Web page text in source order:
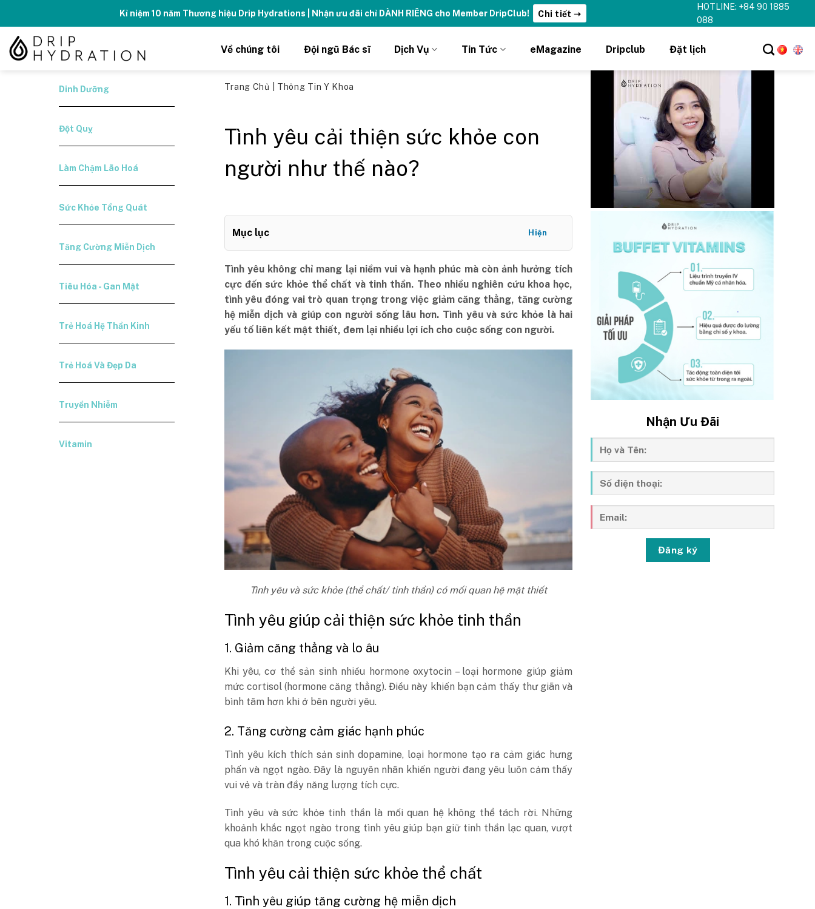
content
Kỉ niệm 10 năm Thương hiệu Drip Hydrations | Nhận ưu đãi chỉ DÀNH RIÊNG cho Member DripClub! Chi tiết ➝
HOTLINE: +84 90 1885
088
Về chúng tôi Đội ngũ Bác sĩ Dịch Vụ Tin Tức eMagazine Dripclub Đặt lịch
Dinh Dưỡng
Đột Quỵ
Làm Chậm Lão Hoá
Sức Khỏe Tổng Quát
Tăng Cường Miễn Dịch
Tiêu Hóa - Gan Mật
Trẻ Hoá Hệ Thần Kinh
Trẻ Hoá Và Đẹp Da
Truyền Nhiễm
Vitamin
Trang Chủ Thông Tin Y Khoa
Tình yêu cải thiện sức khỏe con
người như thế nào?
Mục lục Hiện
Tình yêu không chỉ mang lại niềm vui và hạnh phúc mà còn ảnh hưởng tích
cực đến sức khỏe thể chất và tinh thần. Theo nhiều nghiên cứu khoa học,
tình yêu đóng vai trò quan trọng trong việc giảm căng thẳng, tăng cường
hệ miễn dịch và giúp con người sống lâu hơn. Tình yêu và sức khỏe là hai
yếu tố liên kết mật thiết, đem lại nhiều lợi ích cho cuộc sống con người.
Tình yêu và sức khỏe (thể chất/ tinh thần) có mối quan hệ mật thiết
Tình yêu giúp cải thiện sức khỏe tinh thần
1. Giảm căng thẳng và lo âu
Khi yêu, cơ thể sản sinh nhiều hormone oxytocin – loại hormone giúp giảm
mức cortisol (hormone căng thẳng). Điều này khiến bạn cảm thấy thư giãn và
bình tâm hơn khi ở bên người yêu.
2. Tăng cường cảm giác hạnh phúc
Tình yêu kích thích sản sinh dopamine, loại hormone tạo ra cảm giác hưng
phấn và ngọt ngào. Đây là nguyên nhân khiến người đang yêu luôn cảm thấy
vui vẻ và tràn đầy năng lượng tích cực.
Tình yêu và sức khỏe tinh thần là mối quan hệ không thể tách rời. Những
khoảnh khắc ngọt ngào trong tình yêu giúp bạn giữ tinh thần lạc quan, vượt
qua khó khăn trong cuộc sống.
Tình yêu cải thiện sức khỏe thể chất
1. Tình yêu giúp tăng cường hệ miễn dịch
Nhận Ưu Đãi
Đăng ký